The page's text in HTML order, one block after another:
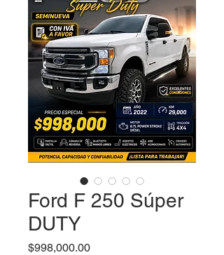
Ford F 250 Súper
DUTY
$998,000.00Precio